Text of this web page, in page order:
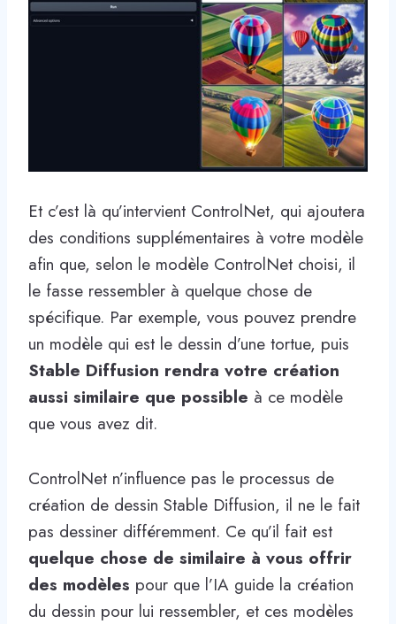
Et c’est là qu’intervient ControlNet, qui ajoutera
des conditions supplémentaires à votre modèle
afin que, selon le modèle ControlNet choisi, il
le fasse ressembler à quelque chose de
spécifique. Par exemple, vous pouvez prendre
un modèle qui est le dessin d’une tortue, puis
Stable Diffusion rendra votre création
aussi similaire que possible à ce modèle
que vous avez dit.
ControlNet n’influence pas le processus de
création de dessin Stable Diffusion, il ne le fait
pas dessiner différemment. Ce qu’il fait est
quelque chose de similaire à vous offrir
des modèles pour que l’IA guide la création
du dessin pour lui ressembler, et ces modèles